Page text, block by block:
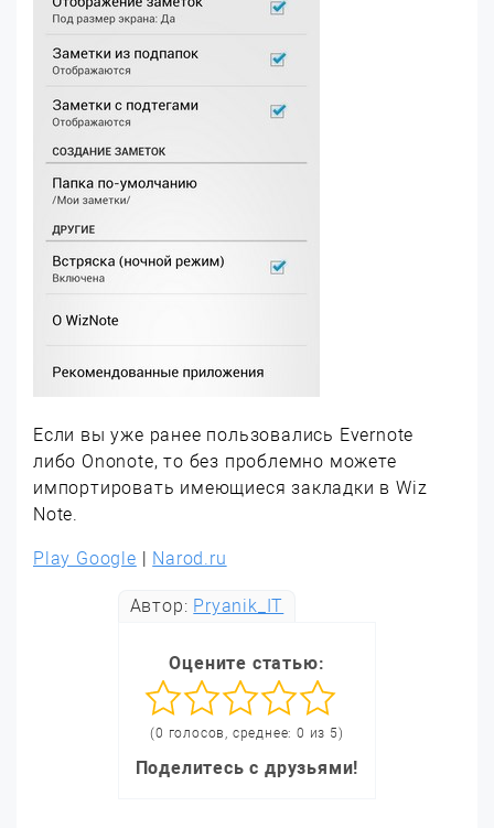
Если вы уже ранее пользовались Evernote
либо Ononote, то без проблемно можете
импортировать имеющиеся закладки в Wiz
Note.
Play Google | Narod.ru
Автор: Pryanik_IT
Оцените статью:
(0 голосов, среднее: 0 из 5)
Поделитесь с друзьями!